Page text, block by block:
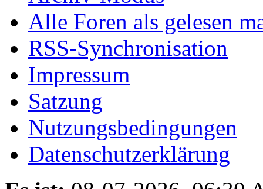
Alle Foren als gelesen
RSS-Synchronisation
Impressum
Satzung
Nutzungsbedingungen
Datenschutzerklärung